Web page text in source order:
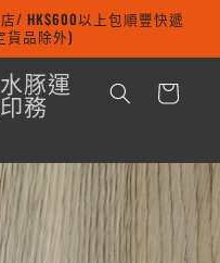
店/ HK$600以上包順豐快遞
貨品除外)
豚運
務
物